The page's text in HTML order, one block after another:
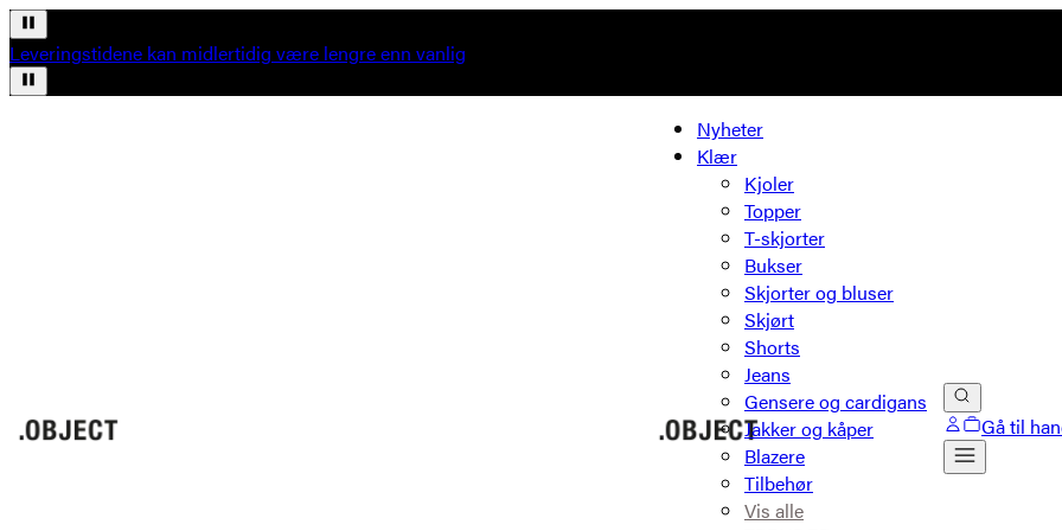
Leveringstidene kan midlertidig være lengre enn vanlig
Nyheter
Klær
Kjoler
Topper
T-skjorter
Bukser
Skjorter og bluser
Skjørt
Shorts
Jeans
Gensere og cardigans
Jakker og kåper
Blazere
Tilbehør
Vis alle
Gå til